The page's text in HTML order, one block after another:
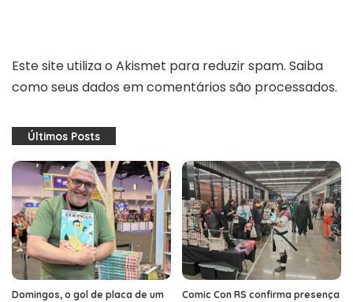
Este site utiliza o Akismet para reduzir spam. Saiba
como seus dados em comentários são processados.
Últimos Posts
Domingos, o gol de placa de um
Comic Con RS confirma presença